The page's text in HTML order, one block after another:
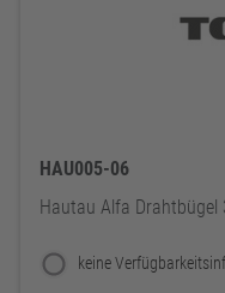
HAU005-06
Hautau Alfa Drahtbügel
keine